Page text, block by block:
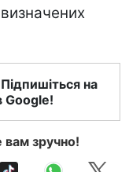
на
Google!
вам зручно!